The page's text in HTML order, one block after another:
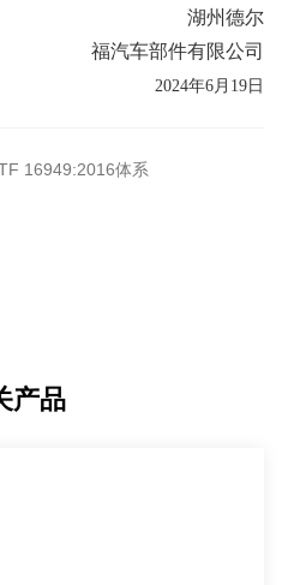
湖州德尔
福汽车部件有限公司
2024年6月 19 日
16949:2016体系
产品